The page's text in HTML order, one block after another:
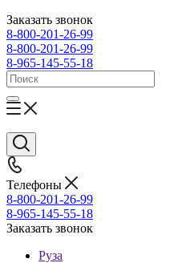
Заказать звонок
8-800-201-26-99
8-800-201-26-99
8-965-145-55-18
Телефоны
8-800-201-26-99
8-965-145-55-18
Заказать звонок
Руза